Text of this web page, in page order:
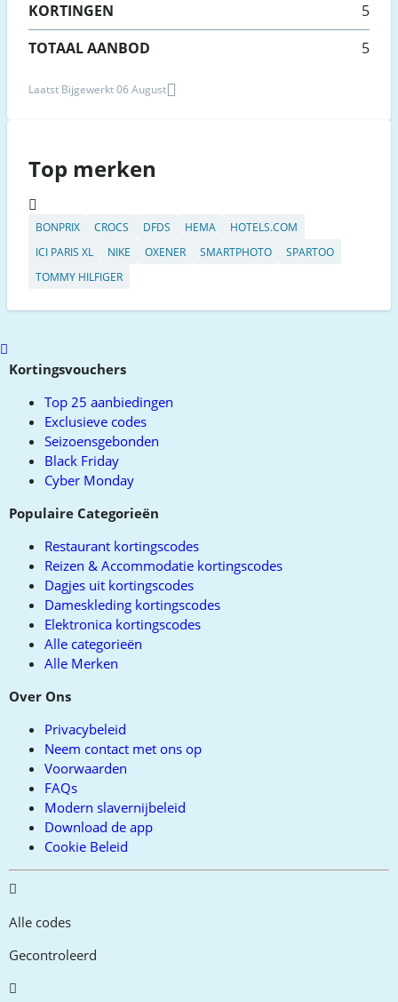
KORTINGEN
5
TOTAAL AANBOD
5
Laatst Bijgewerkt 06 August
Top merken
BONPRIX CROCS DFDS HEMA
HOTELS.COM
ICI PARIS XL
NIKE OXENER SMARTPHOTO
SPARTOO
TOMMY HILFIGER
Scroll
toKortingsvouchers
Top 25 aanbiedingen
Exclusieve codes
Seizoensgebonden
Black Friday
Cyber Monday
Populaire Categorieën
Restaurant kortingscodes
Reizen & Accommodatie kortingscodes
Dagjes uit kortingscodes
Dameskleding kortingscodes
Elektronica kortingscodes
Alle categorieën
Alle Merken
Over Ons
Privacybeleid
Neem contact met ons op
Voorwaarden
FAQs
Modern slavernijbeleid
Download de app
Cookie Beleid
Alle codes
Gecontroleerd